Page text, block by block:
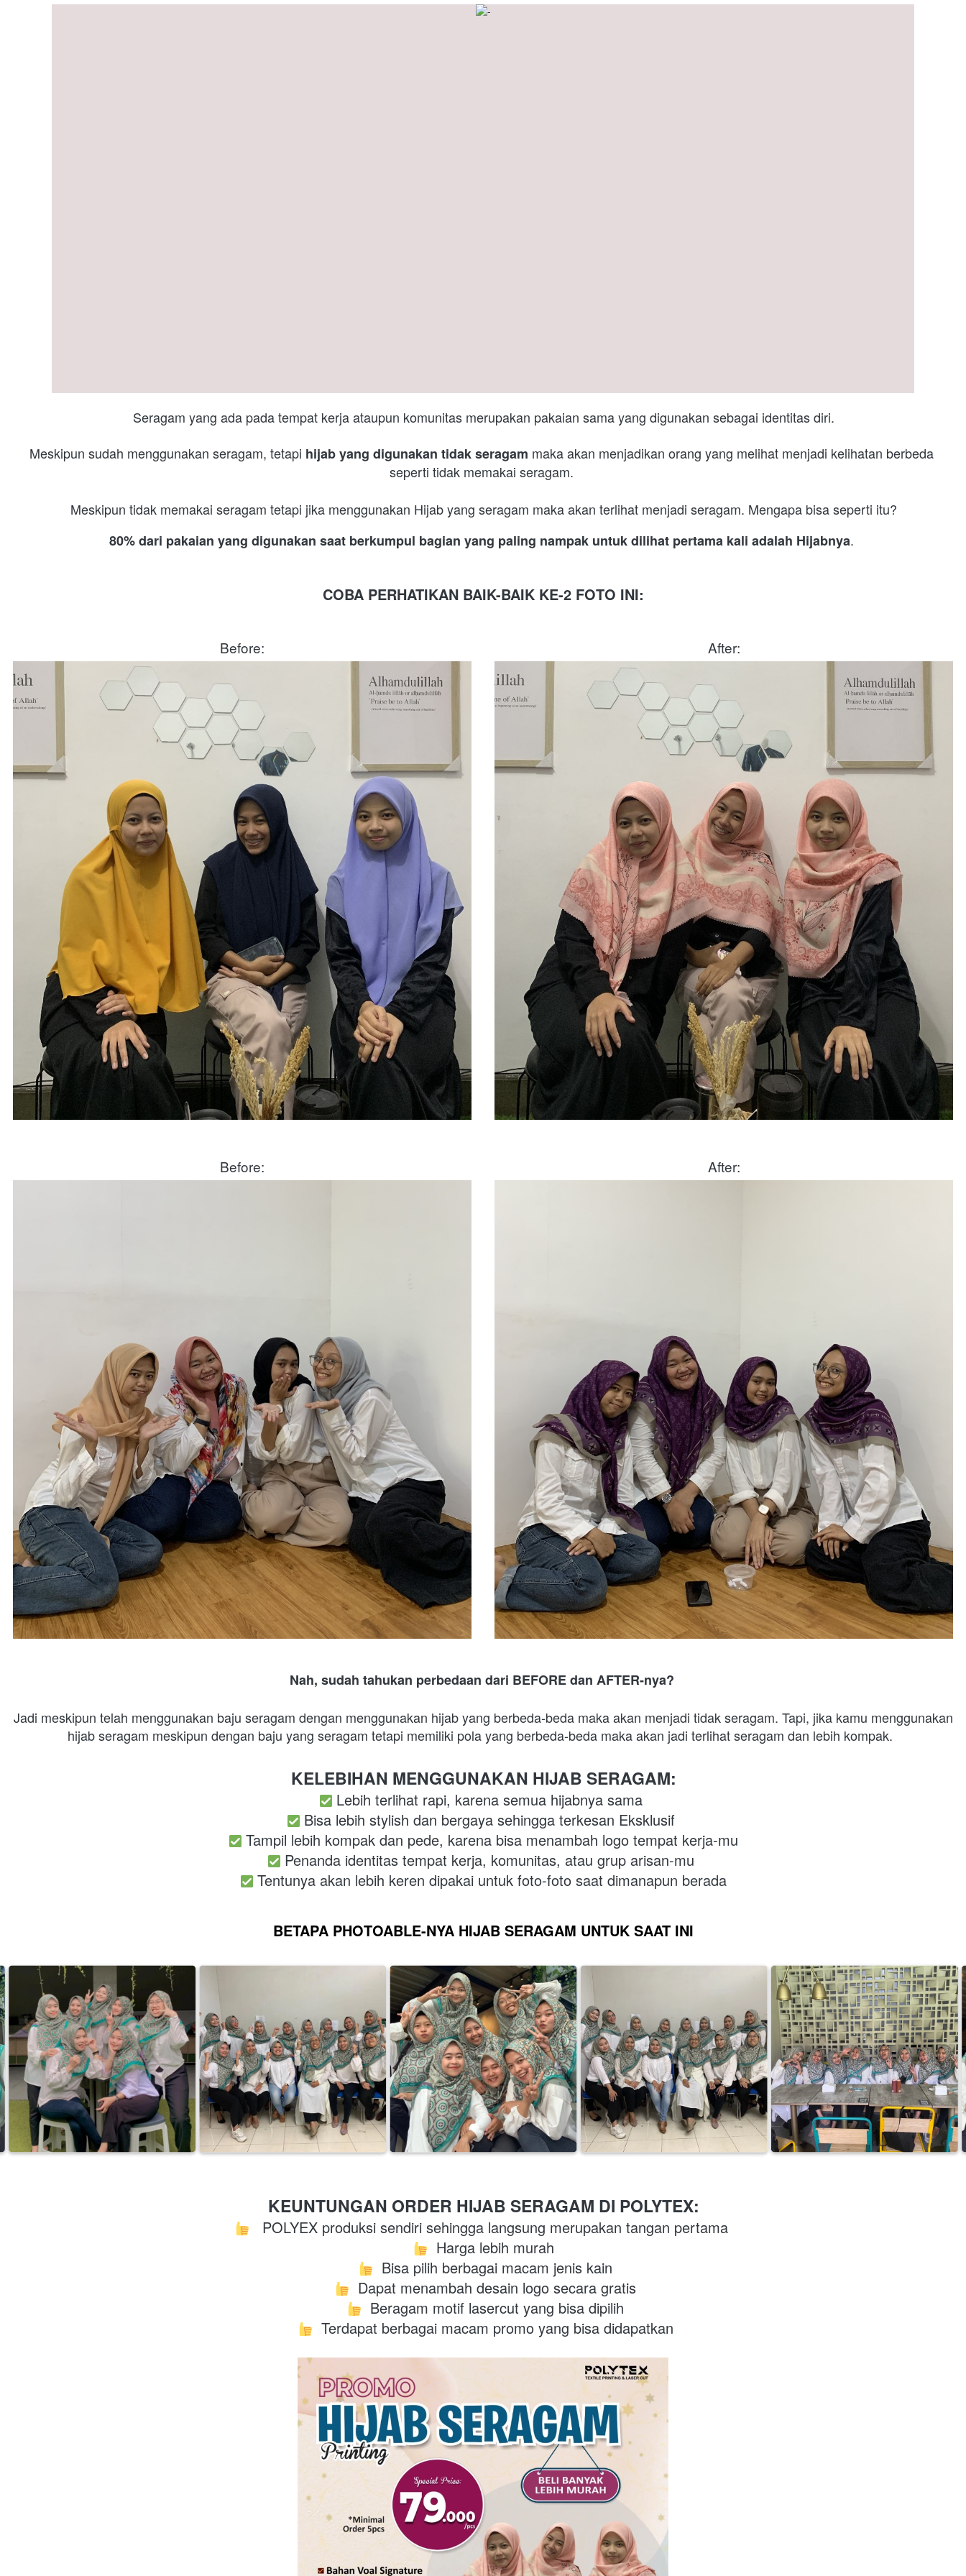
Seragam yang ada pada tempat kerja ataupun komunitas merupakan pakaian sama yang digunakan sebagai identitas diri.
Meskipun sudah menggunakan seragam, tetapi hijab yang digunakan tidak seragam maka akan menjadikan orang yang melihat menjadi kelihatan berbeda
seperti tidak memakai seragam.
Meskipun tidak memakai seragam tetapi jika menggunakan Hijab yang seragam maka akan terlihat menjadi seragam. Mengapa bisa seperti itu?
80% dari pakaian yang digunakan saat berkumpul bagian yang paling nampak untuk dilihat pertama kali adalah Hijabnya.
COBA PERHATIKAN BAIK-BAIK KE-2 FOTO INI:
Before: After:
Before: After:
Nah, sudah tahukan perbedaan dari BEFORE dan AFTER-nya?
Jadi meskipun telah menggunakan baju seragam dengan menggunakan hijab yang berbeda-beda maka akan menjadi tidak seragam. Tapi, jika kamu menggunakan
hijab seragam meskipun dengan baju yang seragam tetapi memiliki pola yang berbeda-beda maka akan jadi terlihat seragam dan lebih kompak.
KELEBIHAN MENGGUNAKAN HIJAB SERAGAM:
Lebih terlihat rapi, karena semua hijabnya sama
Bisa lebih stylish dan bergaya sehingga terkesan Eksklusif
Tampil lebih kompak dan pede, karena bisa menambah logo tempat kerja-mu
Penanda identitas tempat kerja, komunitas, atau grup arisan-mu
Tentunya akan lebih keren dipakai untuk foto-foto saat dimanapun berada
BETAPA PHOTOABLE-NYA HIJAB SERAGAM UNTUK SAAT INI
KEUNTUNGAN ORDER HIJAB SERAGAM DI POLYTEX:
   POLYEX produksi sendiri sehingga langsung merupakan tangan pertama
  Harga lebih murah
  Bisa pilih berbagai macam jenis kain
  Dapat menambah desain logo secara gratis
Beragam motif lasercut yang bisa dipilih
Terdapat berbagai macam promo yang bisa didapatkan